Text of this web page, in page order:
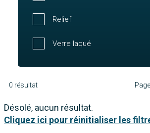
Relief
Verre laqué
0 résultat
Désolé, aucun résultat.
Cliquez ici pour réinitialiser les